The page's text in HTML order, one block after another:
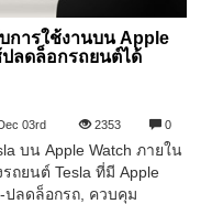
การใช้งานบน Apple
ลดล็อกรถยนต์ได้
03rd 2353 0
บน Apple Watch ภายใน
ถยนต์ Tesla ที่มี Apple
ปลดล็อกรถ, ควบคุม